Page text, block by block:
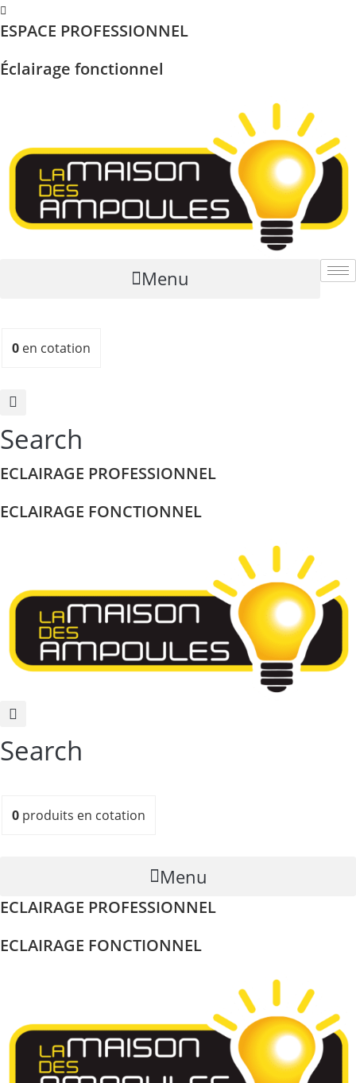
Skip
to
ESPACE PROFESSIONNEL
Éclairage fonctionnel
Menu
0 en cotation
Search
ECLAIRAGE PROFESSIONNEL
ECLAIRAGE FONCTIONNEL
Search
0 produits en cotation
Menu
ECLAIRAGE PROFESSIONNEL
ECLAIRAGE FONCTIONNEL